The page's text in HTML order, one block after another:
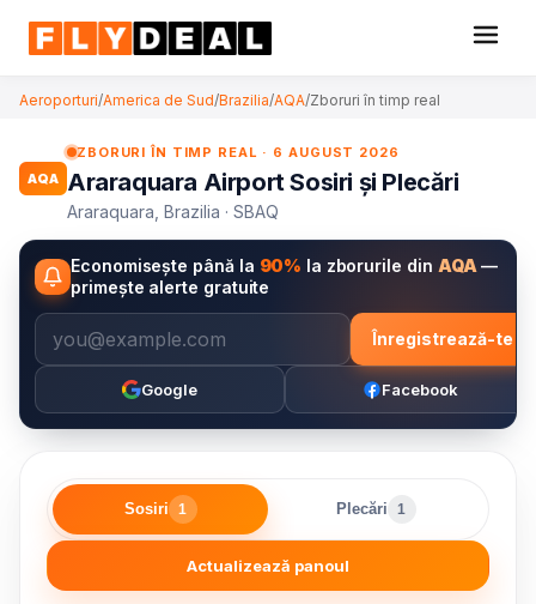
Aeroporturi/America de Sud/Brazilia/AQA/Zboruri în timp real
AQA
ZBORURI ÎN TIMP REAL · 6 AUGUST 2026
Araraquara Airport Sosiri și Plecări
Araraquara, Brazilia · SBAQ
Economisește până la 90% la zborurile din AQA —
primește alerte gratuite
Înregistrează-te
Google Facebook
Sosiri 1 Plecări 1
Actualizează panoul